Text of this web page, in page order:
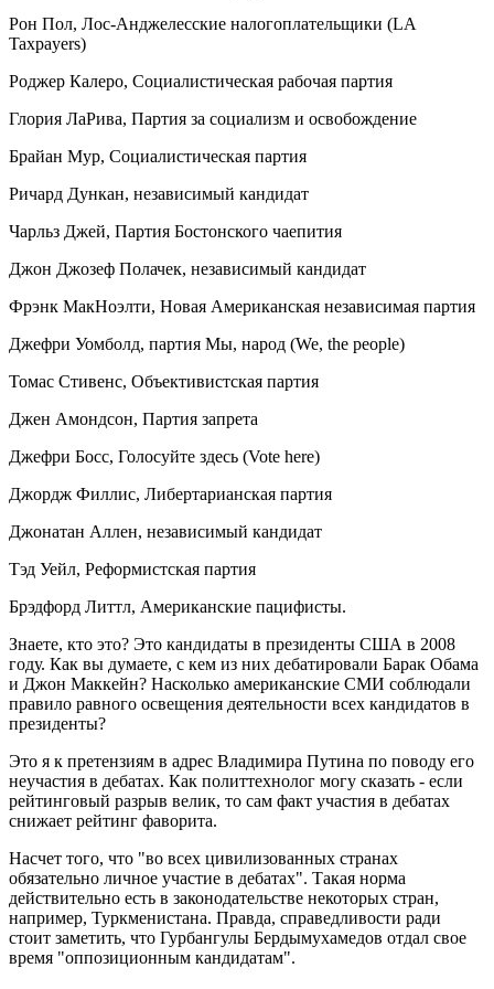
Рон Пол, Лос-Анджелесские налогоплательщики (LA
Taxpayers)
Роджер Калеро, Социалистическая рабочая партия
Глория ЛаРива, Партия за социализм и освобождение
Брайан Мур, Социалистическая партия
Ричард Дункан, независимый кандидат
Чарльз Джей, Партия Бостонского чаепития
Джон Джозеф Полачек, независимый кандидат
Фрэнк МакНоэлти, Новая Американская независимая партия
Джефри Уомболд, партия Мы, народ (We, the people)
Томас Стивенс, Объективистская партия
Джен Амондсон, Партия запрета
Джефри Босс, Голосуйте здесь (Vote here)
Джордж Филлис, Либертарианская партия
Джонатан Аллен, независимый кандидат
Тэд Уейл, Реформистская партия
Брэдфорд Литтл, Американские пацифисты.
Знаете, кто это? Это кандидаты в президенты США в 2008
году. Как вы думаете, с кем из них дебатировали Барак Обама
и Джон Маккейн? Насколько американские СМИ соблюдали
правило равного освещения деятельности всех кандидатов в
президенты?
Это я к претензиям в адрес Владимира Путина по поводу его
неучастия в дебатах. Как политтехнолог могу сказать - если
рейтинговый разрыв велик, то сам факт участия в дебатах
снижает рейтинг фаворита.
Насчет того, что "во всех цивилизованных странах
обязательно личное участие в дебатах". Такая норма
действительно есть в законодательстве некоторых стран,
например, Туркменистана. Правда, справедливости ради
стоит заметить, что Гурбангулы Бердымухамедов отдал свое
время "оппозиционным кандидатам".